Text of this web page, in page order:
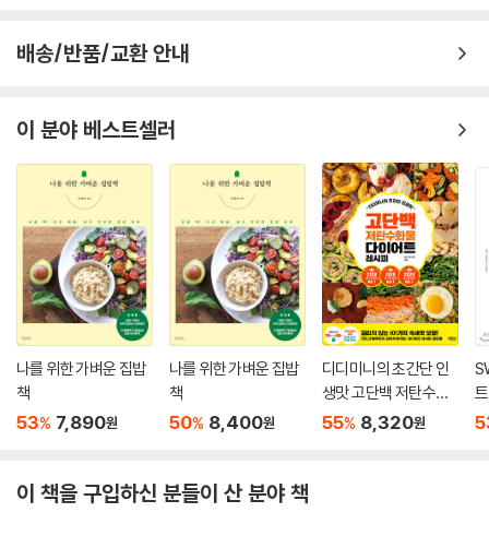
프로틴 스틱
오순도순
가슴이 콩닭콩닭
백 투 더 치킨
비어 슈림프
소테미너
치킨마요랑깨
따라미소
뽀빠이롤
소고기가 살아 있네
6. Chef 김풍
갸루상 케이크
와풍 주니어 버거
고 재료를 가감할 때가 많고 게스트의 입맛과 취향을 고려해 일반적인 레
시피와 다르게 요리하기도 한다. 때문에 셰프들은 물론이고 제작진, 시청
하지만 요리 초보에게 조리 분량은 반드시 필요하다. ‘정확한 분량을 알 수
없어 폭망했다'며 볼멘소리를 하는 이들을 위해 셰프들이 만든 요리를 기
반으로 요리 연구가 문인영 씨가 조리 분량(2인분 기준)을 재구성했다. 방
송 중에는 게스트의 입맛을 반영해 지나치게 맵거나 달게 만들어지기도 했
는데 책 속 조리 분량은 보편적인 입맛에 맞춘 것이 특징이며, 일단 ‘간이
맞는 음식’으로 만드는 데 주력했다. 이를 기준 삼아 각자 입맛에 맞게 재료
를 가감하다 보면 나만의 레시피를 완성할 수 있을 것이다.
방송 조리 과정을 캡처 컷으로 담아 더욱 리얼하게
로 꼼꼼하게 캡처 및 수록, 순식간에 흘러가버린 방송 장면을 하나하나 붙
잡아 둔 듯 한 느낌을 얻을 수 있다. 또한 최대한 많은 컷, 조리 상 가장 중요
한 컷 등을 골라 담아 캡처 컷만 보고도 셰프들의 요리를 어느정도 재현할
어떤 재료를 어떻게 손질해서 어느 정도 넣었는지, 또 어떤 상태가 될 때까
배송/반품/교환 안내
이 분야 베스트셀러
나를 위한 가벼운 집밥
책
53% 7,890원
나를 위한 가벼운 집밥
책
50% 8,400원
디디미니의 초간단 인
생맛 고단백 저탄수화
물 다이어트 레시피
55% 8,320원
이 책을 구입하신 분들이 산 분야 책